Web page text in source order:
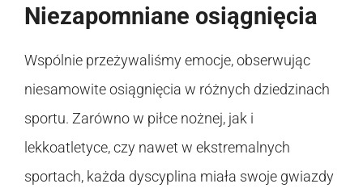
Niezapomniane osiągnięcia
Wspólnie przeżywaliśmy emocje, obserwując
niesamowite osiągnięcia w różnych dziedzinach
sportu. Zarówno w piłce nożnej, jak i
lekkoatletyce, czy nawet w ekstremalnych
sportach, każda dyscyplina miała swoje gwiazdy